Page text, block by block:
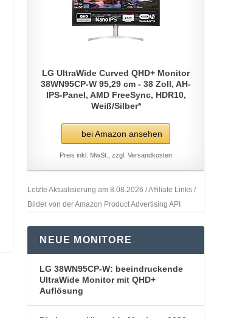
LG UltraWide Curved QHD+ Monitor
38WN95CP-W 95,29 cm - 38 Zoll, AH-
IPS-Panel, AMD FreeSync, HDR10,
Weiß/Silber*
bei Amazon ansehen
Preis inkl. MwSt., zzgl. Versandkosten
Letzte Aktualisierung am 8.08.2026 / Affiliate Links /
Bilder von der Amazon Product Advertising API
NEUE MONITORE
LG 38WN95CP-W: beeindruckende
UltraWide Monitor mit QHD+
Auflösung